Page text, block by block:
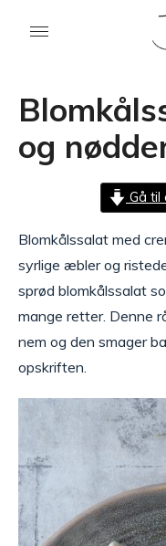
og
Gå til
Blomkålssalat med
syrlige æbler og
sprød blomkålssalat
mange retter. Denne
nem og den smager
opskriften.